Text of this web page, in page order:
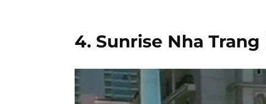
4. Sunrise Nha